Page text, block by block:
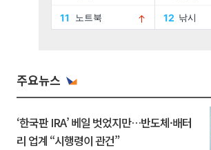
주요뉴스
‘한국판 IRA’ 베일 벗었지만…반도체·배터
리 업계 “시행령이 관건”